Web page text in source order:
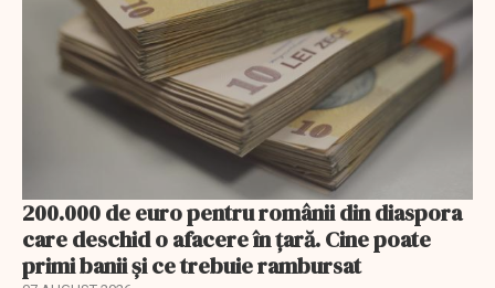
200.000 de euro pentru românii din diaspora
care deschid o afacere în țară. Cine poate
primi banii și ce trebuie rambursat